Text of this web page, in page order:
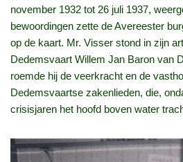
november 1932 tot 26 juli 1937,
bewoordingen zette de Avereester
op de kaart. Mr. Visser stond in zijn
Dedemsvaart Willem Jan Baron van
roemde hij de veerkracht en de
Dedemsvaartse zakenlieden, die,
crisisjaren het hoofd boven water